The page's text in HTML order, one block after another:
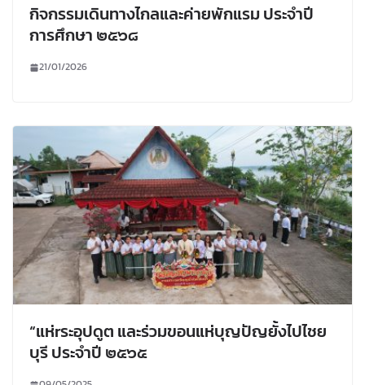
กิจกรรมเดินทางไกลและค่ายพักแรม ประจำปี
การศึกษา ๒๕๖๘
21/01/2026
“แห่rระอุปดูต และร่วมขอนแห่บุญปัญยั้งไปไชย
บุรี ประจำปี ๒๕๖๕